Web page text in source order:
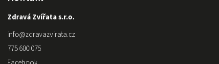
Zdravá Zvířata s.r.o.
info@zdravazvirata.cz
775 600 075